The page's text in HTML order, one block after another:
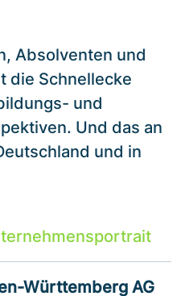
Absolventen und
die Schnellecke
und
Und das an
und in
Württemberg AG